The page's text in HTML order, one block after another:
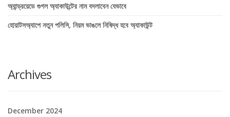
অ্যান্ড্রয়েডে গুগল অ্যাকাউন্টের নাম বদলাবেন যেভাবে
হোয়াটসঅ্যাপে নতুন পলিসি, নিয়ম ভাঙলে নিষিদ্ধ হবে অ্যাকাউন্ট
Archives
December 2024